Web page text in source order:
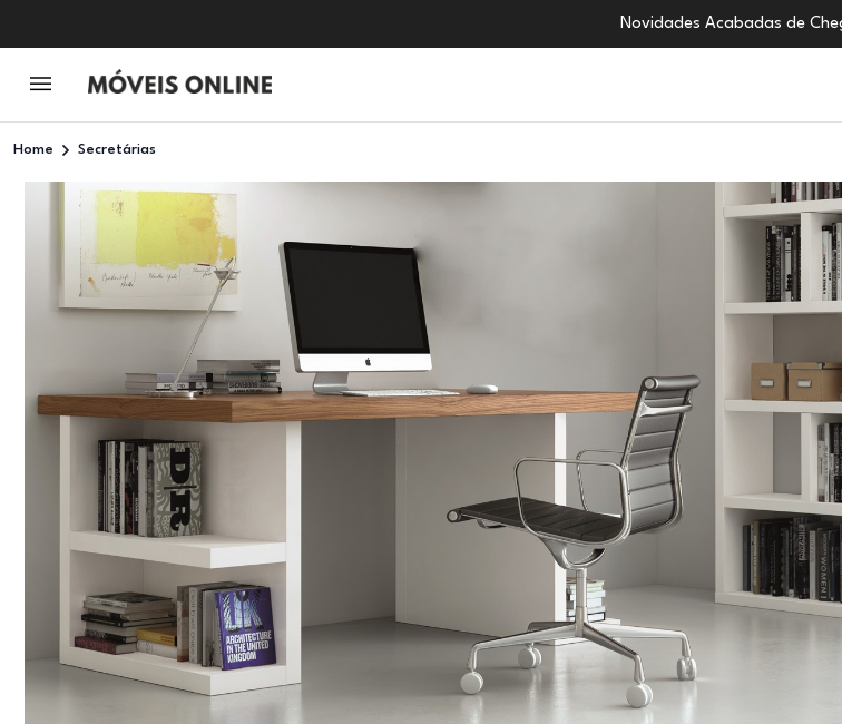
Novidades Acabadas de
Home Secretárias